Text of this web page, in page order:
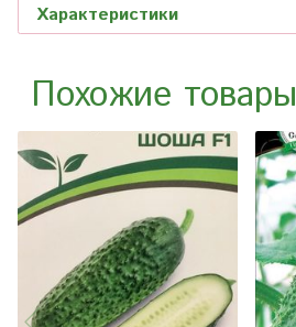
Характеристики
Похожие товары